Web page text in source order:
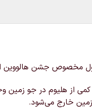
مخصوص جشن
از هلیوم در جو
زمین خارج می‌شود.